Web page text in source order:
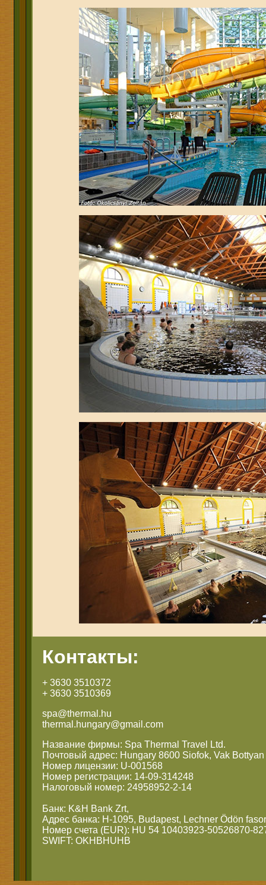
Контакты:
+ 3630 3510372
+ 3630 3510369
spa@thermal.hu
thermal.hungary@gmail.com
Название фирмы: Spa Thermal Travel Ltd.
Почтовый адрес: Hungary 8600 Siofok, Vak Bottyan
Номер лицензии: U-001568
Номер регистрации: 14-09-314248
Налоговый номер: 24958952-2-14
Банк: K&H Bank Zrt,
Адрес банка: H-1095, Budapest, Lechner Ödön
Номер счета (EUR): HU 54 10403923-50526870-
SWIFT: OKHBHUHB